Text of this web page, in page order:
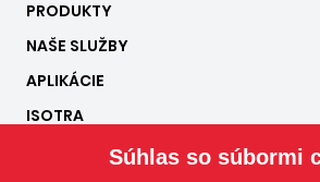
PRODUKTY
NAŠE SLUŽBY
APLIKÁCIE
ISOTRA
Súhlas so súbormi